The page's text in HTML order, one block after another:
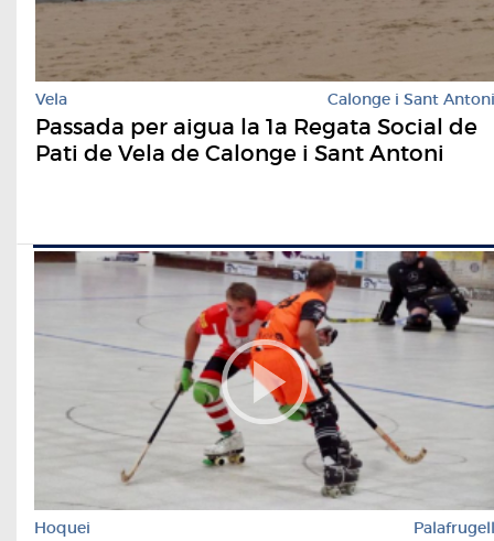
Vela Calonge i Sant Antoni
Passada per aigua la 1a Regata Social de
Pati de Vela de Calonge i Sant Antoni
Hoquei Palafrugell